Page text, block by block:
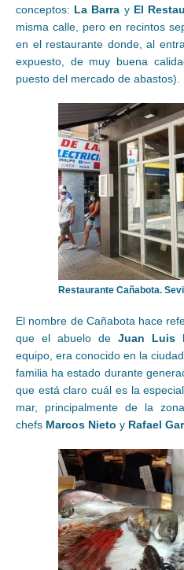
conceptos: La Barra y El
misma calle, pero en recintos
en el restaurante donde, al
expuesto, de muy buena
puesto del mercado de abastos).
Restaurante Cañabota.
El nombre de Cañabota hace
que el abuelo de Juan Luis
equipo, era conocido en la
familia ha estado durante
que está claro cuál es la
mar, principalmente de la
chefs Marcos Nieto y Rafael